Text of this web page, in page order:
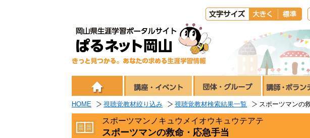
HOME 視聴覚教材絞り込み 視聴覚教材検索結果一覧 スポーツマンの
スポーツマンノキュウメイオウキュウテアテ
スポーツマンの救命・応急手当